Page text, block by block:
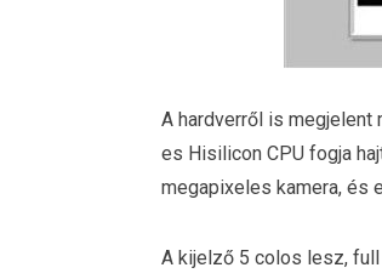
A hardverről is megjelent
es Hisilicon CPU fogja
megapixeles kamera, és
A kijelző 5 colos lesz,